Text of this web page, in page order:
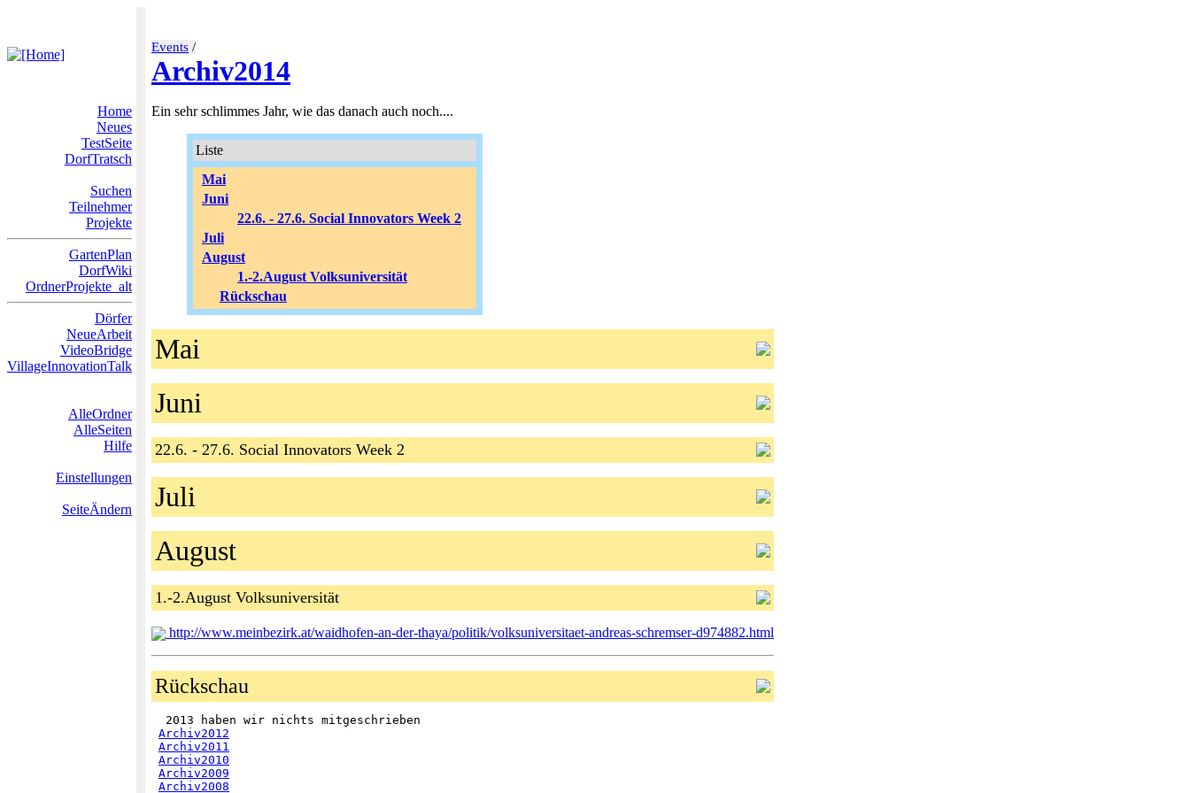
Events /
Archiv2014
Home
Neues
TestSeite
DorfTratsch
Suchen
Teilnehmer
Projekte
GartenPlan
DorfWiki
OrdnerProjekte_alt
Dörfer
NeueArbeit
VideoBridge
VillageInnovationTalk
AlleOrdner
AlleSeiten
Hilfe
Einstellungen
SeiteÄndern
Ein sehr schlimmes Jahr, wie das danach auch noch....
Liste
Mai
Juni
22.6. - 27.6. Social Innovators Week 2
Juli
August
1.-2.August Volksuniversität
Rückschau
Mai
Juni
22.6. - 27.6. Social Innovators Week 2
Juli
August
1.-2.August Volksuniversität
http://www.meinbezirk.at/waidhofen-an-der-thaya/politik/volksuniversitaet-andreas-schremser-d974882.html
Rückschau
  2013 haben wir nichts mitgeschrieben
Archiv2012
Archiv2011
Archiv2010
Archiv2009
Archiv2008